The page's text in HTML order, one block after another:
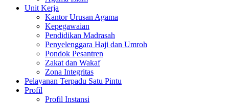
Unit Kerja
Kantor Urusan Agama
Kepegawaian
Pendidikan Madrasah
Penyelenggara Haji dan Umroh
Pondok Pesantren
Zakat dan Wakaf
Zona Integritas
Pelayanan Terpadu Satu Pintu
Profil
Profil Instansi